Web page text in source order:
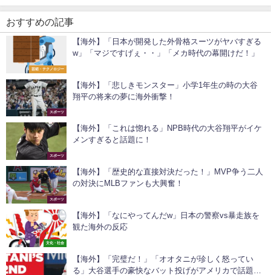
おすすめの記事
芸術・テクノロジー
【海外】「日本が開発した外骨格スーツがヤバすぎる
w」「マジですげぇ・・」「メカ時代の幕開けだ！」
スポーツ
【海外】「悲しきモンスター」小学1年生の時の大谷
翔平の将来の夢に海外衝撃！
スポーツ
【海外】「これは惚れる」NPB時代の大谷翔平がイケ
メンすぎると話題に！
スポーツ
【海外】「歴史的な直接対決だった！」MVP争う二人
の対決にMLBファンも大興奮！
文化・社会
【海外】「なにやってんだw」日本の警察vs暴走族を
観た海外の反応
【海外】「完璧だ！」「オオタニが珍しく怒ってい
る」大谷選手の豪快なバット投げがアメリカで話題